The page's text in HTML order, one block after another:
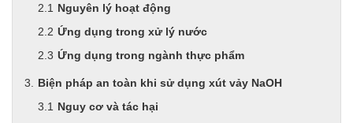
Nguyên lý hoạt động
Ứng dụng trong xử lý nước
Ứng dụng trong ngành thực phẩm
Biện pháp an toàn khi sử dụng xút vảy NaOH
Nguy cơ và tác hại